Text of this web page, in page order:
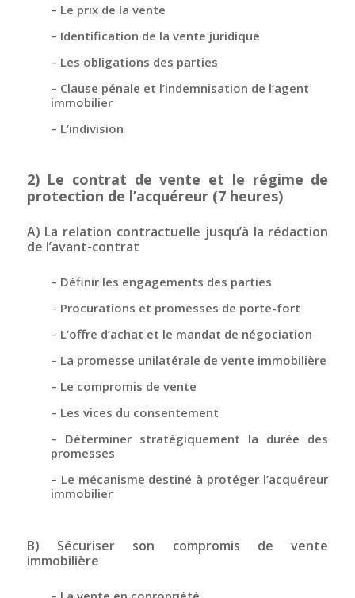
– Le prix de la vente
– Identification de la vente juridique
– Les obligations des parties
– Clause pénale et l’indemnisation de l’agent
immobilier
– L’indivision
2) Le contrat de vente et le régime de
protection de l’acquéreur (7 heures)
A) La relation contractuelle jusqu’à la rédaction
de l’avant-contrat
– Définir les engagements des parties
– Procurations et promesses de porte-fort
– L’offre d’achat et le mandat de négociation
– La promesse unilatérale de vente immobilière
– Le compromis de vente
– Les vices du consentement
– Déterminer stratégiquement la durée des
promesses
– Le mécanisme destiné à protéger l’acquéreur
immobilier
B) Sécuriser son compromis de vente
immobilière